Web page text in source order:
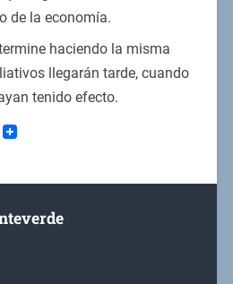
de la economía.
haciendo la misma
llegarán tarde, cuando
tenido efecto.